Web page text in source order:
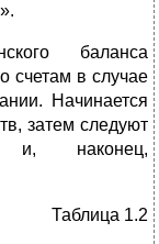
баланса
счетам в случае
Начинается
затем следуют
и, наконец,
Таблица 1.2